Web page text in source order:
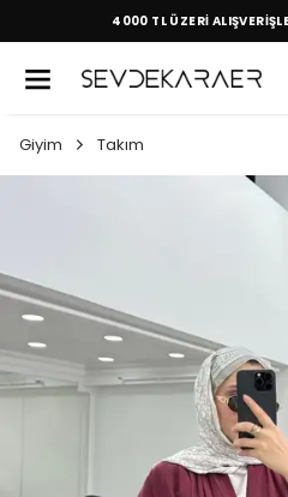
4000 TL ÜZERİ
Giyim Takım